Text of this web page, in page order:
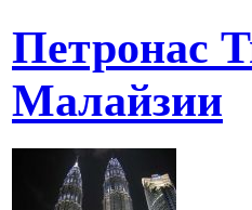
Петронас
Малайзии